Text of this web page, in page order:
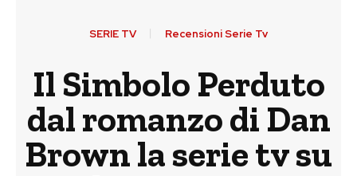
SERIE TV Recensioni Serie Tv
Il Simbolo Perduto
dal romanzo di Dan
Brown la serie tv su